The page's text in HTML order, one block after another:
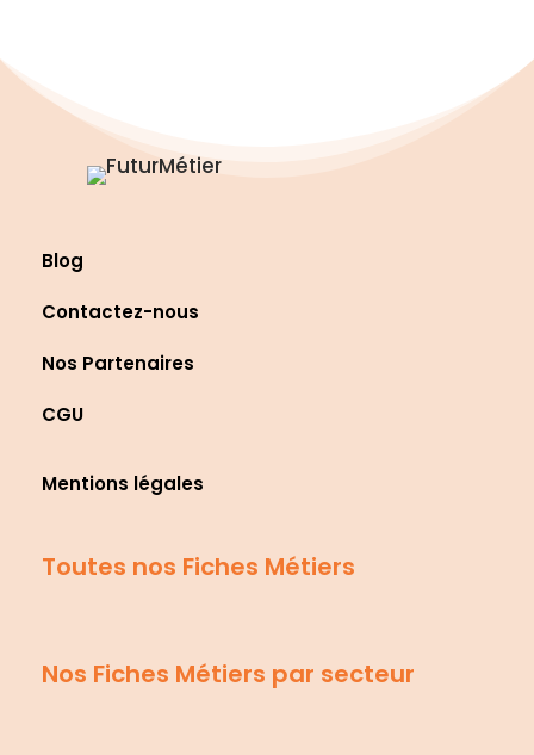
Blog
Contactez-nous
Nos Partenaires
CGU
Mentions légales
Toutes nos Fiches Métiers
Nos Fiches Métiers par secteur